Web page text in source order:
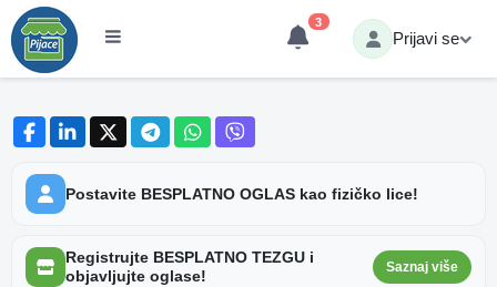
3
Prijavi se
Postavite BESPLATNO OGLAS kao fizičko lice!
Registrujte BESPLATNO TEZGU i
objavljujte oglase!
Saznaj više